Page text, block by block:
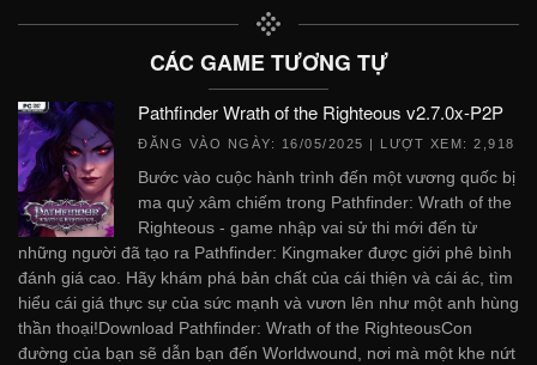
CÁC GAME TƯƠNG TỰ
Pathfinder Wrath of the Righteous v2.7.0x-P2P
ĐĂNG VÀO NGÀY: 16/05/2025 | LƯỢT XEM: 2,918
Bước vào cuộc hành trình đến một vương quốc bị
ma quỷ xâm chiếm trong Pathfinder: Wrath of the
Righteous - game nhập vai sử thi mới đến từ
những người đã tạo ra Pathfinder: Kingmaker được giới phê bình
đánh giá cao. Hãy khám phá bản chất của cái thiện và cái ác, tìm
hiểu cái giá thực sự của sức mạnh và vươn lên như một anh hùng
thần thoại!Download Pathfinder: Wrath of the RighteousCon
đường của bạn sẽ dẫn bạn đến Worldwound, nơi mà một khe nứt